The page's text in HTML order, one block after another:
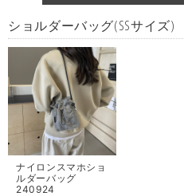
ショルダーバッグ(SSサイズ)
ナイロンスマホショ
ルダーバッグ
240924